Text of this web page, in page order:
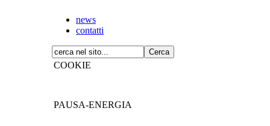
news
contatti
COOKIE
PAUSA-ENERGIA